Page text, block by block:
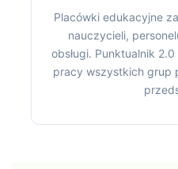
Placówki edukacyjne
nauczycieli,
obsługi. Punktualnik
pracy wszystkich grup